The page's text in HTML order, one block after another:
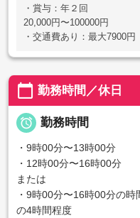
・賞与：年２回
20,000円〜100000円
・交通費あり：最大7900円
calendar_today 勤務時間／休日
 勤務時間
・9時00分〜13時00分
・12時00分〜16時00分
または
・9時00分〜16時00分の時
の4時間程度